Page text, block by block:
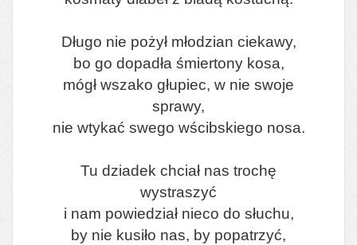
Długo nie pożył młodzian ciekawy,
bo go dopadła śmiertony kosa,
mógł wszako głupiec, w nie swoje
sprawy,
nie wtykać swego wścibskiego nosa.
Tu dziadek chciał nas trochę
wystraszyć
i nam powiedział nieco do słuchu,
by nie kusiło nas, by popatrzyć,